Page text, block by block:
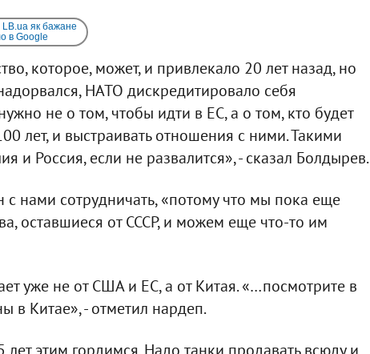
як бажане
в Google
которое, может, и привлекало 20 лет назад, но
НАТО дискредитировало себя
не о том, чтобы идти в ЕС, а о том, кто будет
лет, и выстраивать отношения с ними. Такими
и Россия, если не развалится», - сказал Болдырев.
с нами сотрудничать, «потому что мы пока еще
оставшиеся от СССР, и можем еще что-то им
уже не от США и ЕС, а от Китая. «…посмотрите в
в Китае», - отметил нардеп.
этим гордимся. Надо танки продавать всюду и